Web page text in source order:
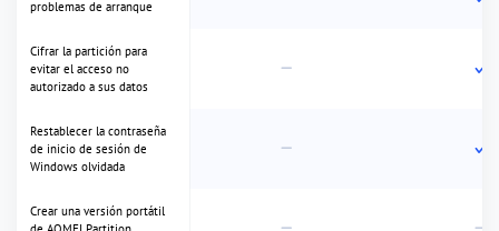
un código de licencia
Compatible con Windows
11, 10, 8.1, 8, 7
Compatible con Windows
Server 2025, 2022, 2019,